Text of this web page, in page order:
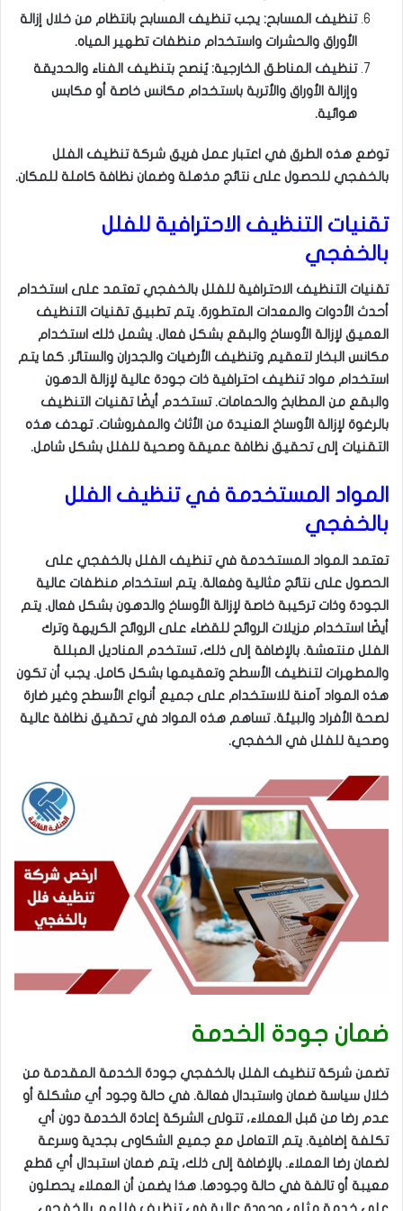
تنظيف المسابح: يجب تنظيف المسابح بانتظام من خلال إزالة
الأوراق والحشرات واستخدام منظفات تطهير المياه.
تنظيف المناطق الخارجية: يُنصح بتنظيف الفناء والحديقة
وإزالة الأوراق والأتربة باستخدام مكانس خاصة أو مكابس
هوائية.
توضع هذه الطرق في اعتبار عمل فريق شركة تنظيف الفلل
بالخفجي للحصول على نتائج مذهلة وضمان نظافة كاملة للمكان.
تقنيات التنظيف الاحترافية للفلل
بالخفجي
تقنيات التنظيف الاحترافية للفلل بالخفجي تعتمد على استخدام
أحدث الأدوات والمعدات المتطورة. يتم تطبيق تقنيات التنظيف
العميق لإزالة الأوساخ والبقع بشكل فعال. يشمل ذلك استخدام
مكانس البخار لتعقيم وتنظيف الأرضيات والجدران والستائر. كما يتم
استخدام مواد تنظيف احترافية ذات جودة عالية لإزالة الدهون
والبقع من المطابخ والحمامات. تستخدم أيضًا تقنيات التنظيف
بالرغوة لإزالة الأوساخ العنيدة من الأثاث والمفروشات. تهدف هذه
التقنيات إلى تحقيق نظافة عميقة وصحية للفلل بشكل شامل.
المواد المستخدمة في تنظيف الفلل
بالخفجي
تعتمد المواد المستخدمة في تنظيف الفلل بالخفجي على
الحصول على نتائج مثالية وفعالة. يتم استخدام منظفات عالية
الجودة وذات تركيبة خاصة لإزالة الأوساخ والدهون بشكل فعال. يتم
أيضًا استخدام مزيلات الروائح للقضاء على الروائح الكريهة وترك
الفلل منتعشة. بالإضافة إلى ذلك، تستخدم المناديل المبللة
والمطهرات لتنظيف الأسطح وتعقيمها بشكل كامل. يجب أن تكون
هذه المواد آمنة للاستخدام على جميع أنواع الأسطح وغير ضارة
لصحة الأفراد والبيئة. تساهم هذه المواد في تحقيق نظافة عالية
وصحية للفلل في الخفجي.
ضمان جودة الخدمة
تضمن شركة تنظيف الفلل بالخفجي جودة الخدمة المقدمة من
خلال سياسة ضمان واستبدال فعالة. في حالة وجود أي مشكلة أو
عدم رضا من قبل العملاء، تتولى الشركة إعادة الخدمة دون أي
تكلفة إضافية. يتم التعامل مع جميع الشكاوى بجدية وسرعة
لضمان رضا العملاء. بالإضافة إلى ذلك، يتم ضمان استبدال أي قطع
معيبة أو تالفة في حالة وجودها. هذا يضمن أن العملاء يحصلون